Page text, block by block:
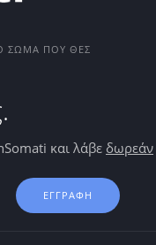
ΣΏΜΑ ΠΟΥ ΘΕΣ
και λάβε δωρεάν
ΕΓΓΡΑΦΗ